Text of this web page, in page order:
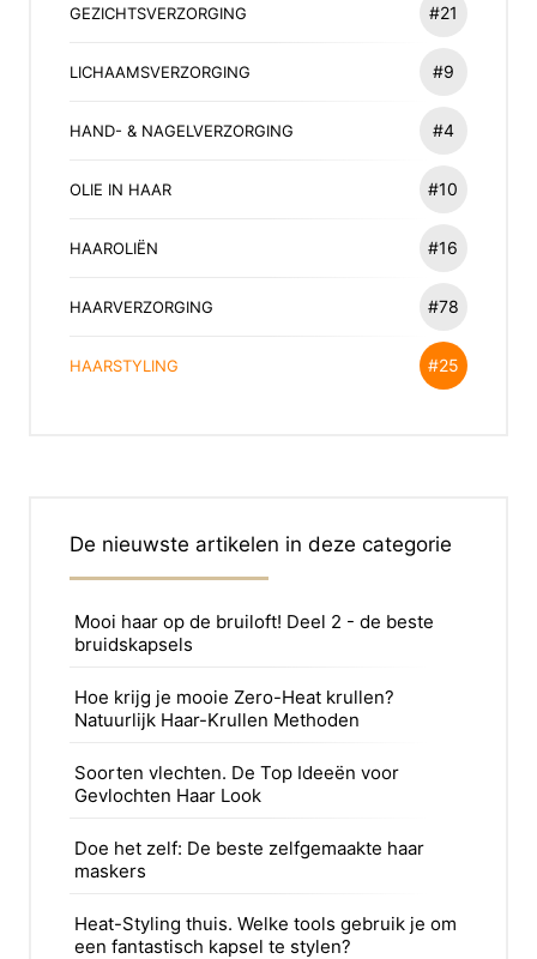
GEZICHTSVERZORGING #21
LICHAAMSVERZORGING #9
HAND- & NAGELVERZORGING #4
OLIE IN HAAR #10
HAAROLIËN #16
HAARVERZORGING #78
HAARSTYLING #25
De nieuwste artikelen in deze categorie
Mooi haar op de bruiloft! Deel 2 - de beste
bruidskapsels
Hoe krijg je mooie Zero-Heat krullen?
Natuurlijk Haar-Krullen Methoden
Soorten vlechten. De Top Ideeën voor
Gevlochten Haar Look
Doe het zelf: De beste zelfgemaakte haar
maskers
Heat-Styling thuis. Welke tools gebruik je om
een fantastisch kapsel te stylen?